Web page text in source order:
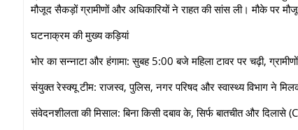
मौजूद सैकड़ों ग्रामीणों और अधिकारियों ने राहत की सांस ली। मौके पर
​घटनाक्रम की मुख्य कड़ियां
​भोर का सन्नाटा और हंगामा: सुबह 5:00 बजे महिला टावर पर चढ़ी,
​संयुक्त रेस्क्यू टीम: राजस्व, पुलिस, नगर परिषद और स्वास्थ्य विभाग ने
​संवेदनशीलता की मिसाल: बिना किसी दबाव के, सिर्फ बातचीत और दिलासे